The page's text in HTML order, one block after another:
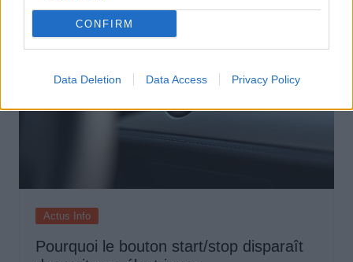
CONFIRM
Data Deletion Data Access Privacy Policy
Actus Info
Pourquoi le bouton start/stop disparaît